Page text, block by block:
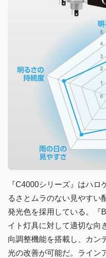
『C4000シリーズ』はハ
るさとムラのない見やすい
発光色を採用している。『
イト灯具に対して適切な向
向調整機能を搭載し、カン
光の改善が可能だ。ライン